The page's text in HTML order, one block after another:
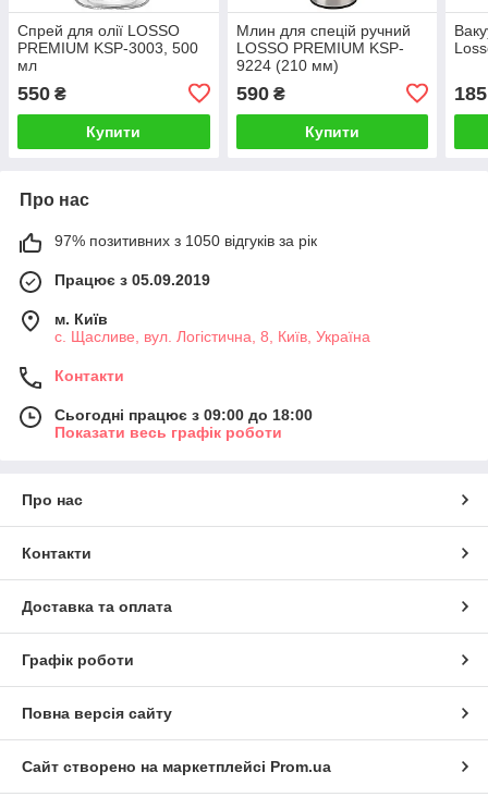
Спрей для олії LOSSO
PREMIUM KSP-3003, 500
мл
550 ₴
Купити
Млин для спецій ручний
LOSSO PREMIUM KSP-
9224 (210 мм)
590₴
Купити
185
Про нас
97% позитивних з 1050 відгуків за рік
Працює з 05.09.2019
м. Київ
с. Щасливе, вул. Логістична, 8, Київ, Україна
Контакти
Сьогодні працює з 09:00 до 18:00
Показати весь графік роботи
Про нас
Контакти
Доставка та оплата
Графік роботи
Повна версія сайту
Сайт створено на маркетплейсі Prom.ua